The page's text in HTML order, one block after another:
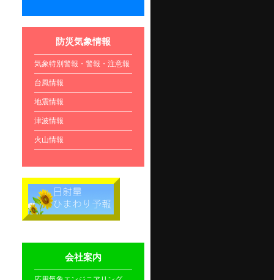
防災気象情報
気象特別警報・警報・注意報
台風情報
地震情報
津波情報
火山情報
会社案内